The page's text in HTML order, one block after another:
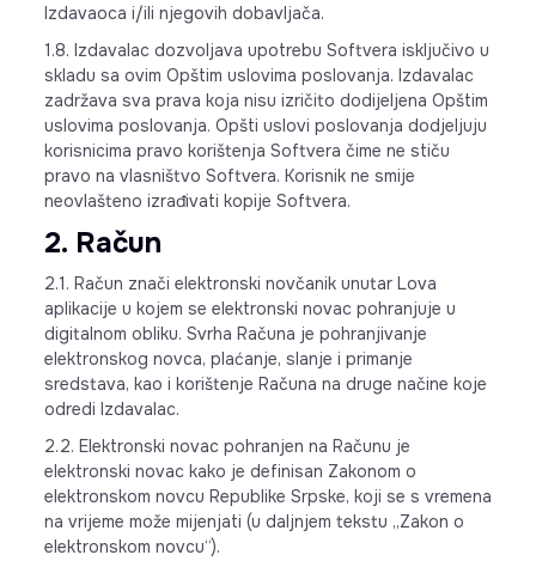
Izdavaoca i/ili njegovih dobavljača.
1.8. Izdavalac dozvoljava upotrebu Softvera isključivo u
skladu sa ovim Opštim uslovima poslovanja. Izdavalac
zadržava sva prava koja nisu izričito dodijeljena Opštim
uslovima poslovanja. Opšti uslovi poslovanja dodjeljuju
korisnicima pravo korištenja Softvera čime ne stiču
pravo na vlasništvo Softvera. Korisnik ne smije
neovlašteno izrađivati kopije Softvera.
2. Račun
2.1. Račun znači elektronski novčanik unutar Lova
aplikacije u kojem se elektronski novac pohranjuje u
digitalnom obliku. Svrha Računa je pohranjivanje
elektronskog novca, plaćanje, slanje i primanje
sredstava, kao i korištenje Računa na druge načine koje
odredi Izdavalac.
2.2. Elektronski novac pohranjen na Računu je
elektronski novac kako je definisan Zakonom o
elektronskom novcu Republike Srpske, koji se s vremena
na vrijeme može mijenjati (u daljnjem tekstu „Zakon o
elektronskom novcu“).